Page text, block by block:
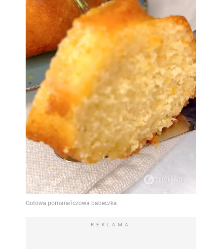
REKLAMA